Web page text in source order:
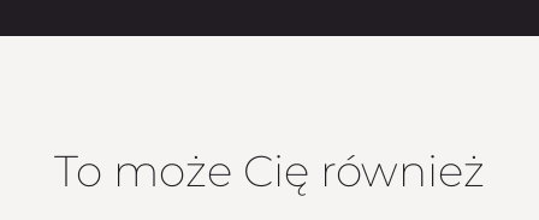
To może Cię również